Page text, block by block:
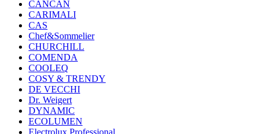
CANCAN
CARIMALI
CAS
Chef&Sommelier
CHURCHILL
COMENDA
COOLEQ
COSY & TRENDY
DE VECCHI
Dr. Weigert
DYNAMIC
ECOLUMEN
Electrolux Professional